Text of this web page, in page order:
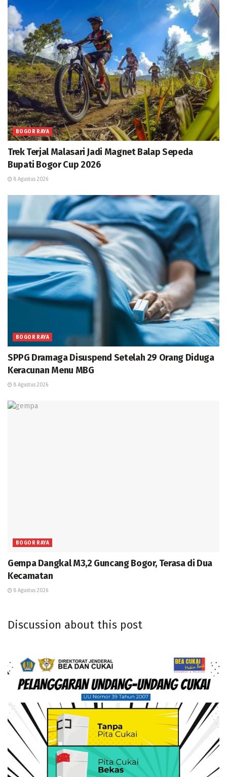
BOGOR RAYA
Trek Terjal Malasari Jadi Magnet Balap Sepeda
Bupati Bogor Cup 2026
8 Agustus 2026
BOGOR RAYA
SPPG Dramaga Disuspend Setelah 29 Orang Diduga
Keracunan Menu MBG
8 Agustus 2026
BOGOR RAYA
Gempa Dangkal M3,2 Guncang Bogor, Terasa di Dua
Kecamatan
8 Agustus 2026
Discussion about this post